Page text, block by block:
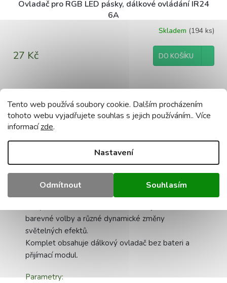
Tento web používá soubory cookie. Dalším procházením
tohoto webu vyjadřujete souhlas s jejich používáním.. Více
informacízde.
Nastavení
Odmítnout Souhlasím
Ovladač pro RGB LED pásky, dálkové ovládání IR24
6A
Skladem (194 ks)
27 Kč DO KOŠÍKU
ZOBRAZIT VŠECHNY SOUVISEJÍCÍ PRODUKTY
Popis Podobné (8)
Detailní popis produktu
Dálkový dotykový ovladač černý pro
RGB LED pásky - max 216W
barevné volby a různé dynamické změny
světelných efektů.
Komplet obsahuje dálkový ovladač bez bateri a
přijímací modul.
Parametry: